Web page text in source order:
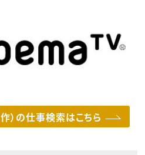
）の仕事検索はこちら